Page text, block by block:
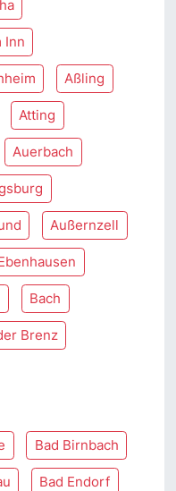
Inn
Aßling
Atting
Auerbach
Außernzell
Bach
Brenz
Bad Birnbach
Bad Endorf